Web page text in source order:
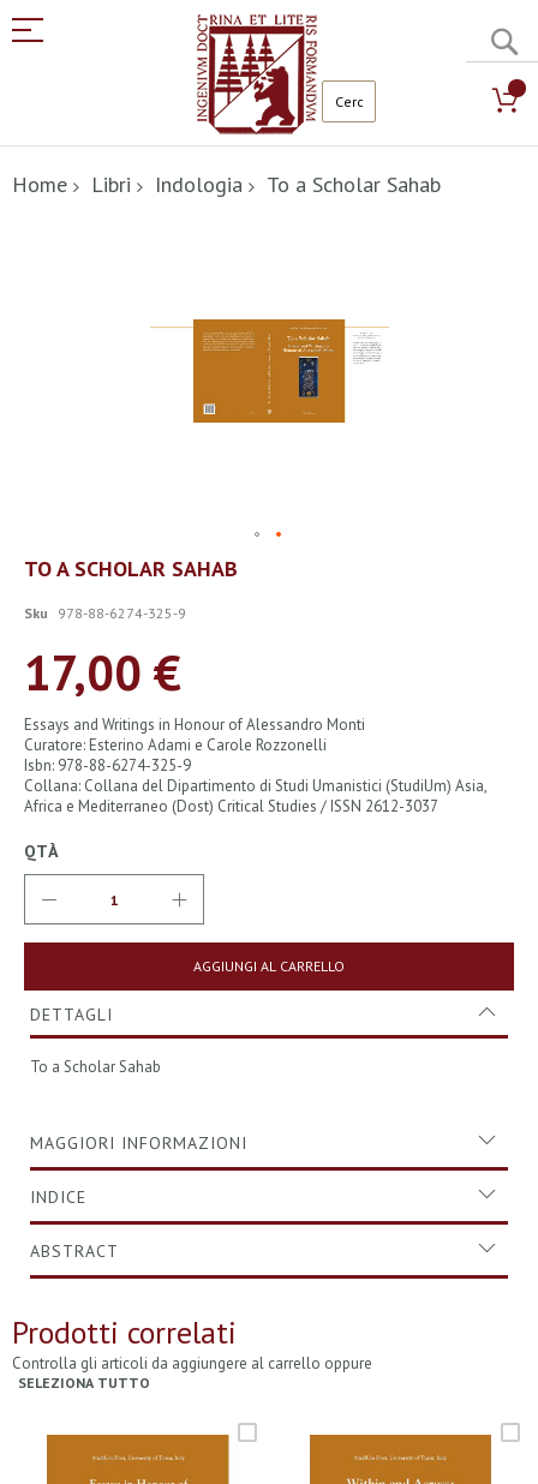
al
contenuto
Home Libri Indologia To a Scholar Sahab
Vai
all'inizio
galleria
immagini
TO A SCHOLAR SAHAB
Sku 978-88-6274-325-9
17,00 €
Essays and Writings in Honour of Alessandro Monti
Curatore: Esterino Adami e Carole Rozzonelli
Isbn: 978-88-6274-325-9
Collana: Collana del Dipartimento di Studi Umanistici (StudiUm) Asia,
Africa e Mediterraneo (Dost) Critical Studies / ISSN 2612-3037
QTÀ
AGGIUNGI AL CARRELLO
DETTAGLI
To a Scholar Sahab
MAGGIORI INFORMAZIONI
INDICE
ABSTRACT
Prodotti correlati
Controlla gli articoli da aggiungere al carrello oppure
SELEZIONA TUTTO